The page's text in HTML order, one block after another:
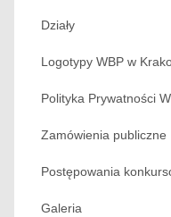
Działy
Logotypy WBP w
Polityka Prywatności
Zamówienia publiczne
Postępowania
Galeria